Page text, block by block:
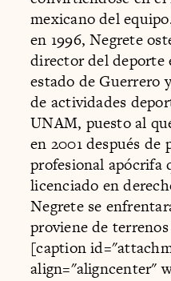
mexicano del
en 1996, Negrete
director del deporte
estado de Guerrero
de actividades
UNAM, puesto al
en 2001 después de
profesional apócrifa
licenciado en
Negrete se
proviene de
[caption
align="aligncenter"